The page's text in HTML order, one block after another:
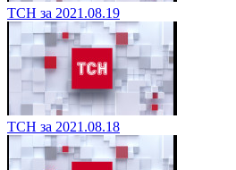
ТСН за 2021.08.19
ТСН за 2021.08.18